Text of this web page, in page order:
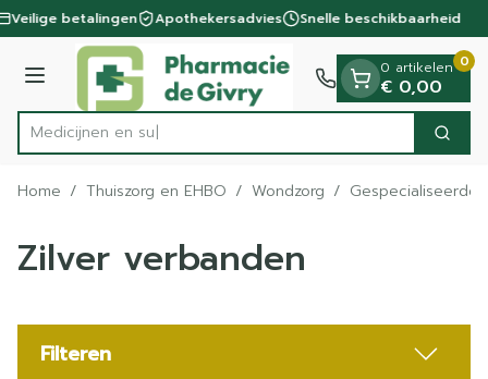
Ga naar de inhoud
1 van 1
Veilige betalingen Apothekersadvies Snelle beschikbaarheid
Menu
Product, merk, categorie... Zoek
0 artikelen
€ 0,00
0
Home / Thuiszorg en EHBO / Wondzorg / Gespecialiseerde
Zilver verbanden
Filteren